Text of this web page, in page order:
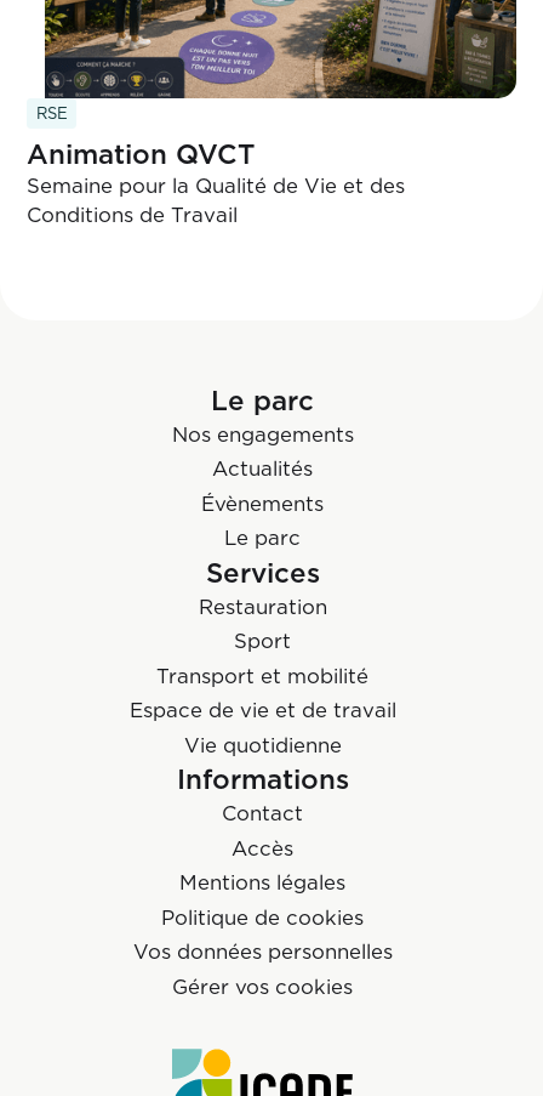
RSE
Animation QVCT
Semaine pour la Qualité de Vie et des
Conditions de Travail
Le parc
Nos engagements
Actualités
Évènements
Le parc
Services
Restauration
Sport
Transport et mobilité
Espace de vie et de travail
Vie quotidienne
Informations
Contact
Accès
Mentions légales
Politique de cookies
Vos données personnelles
Gérer vos cookies